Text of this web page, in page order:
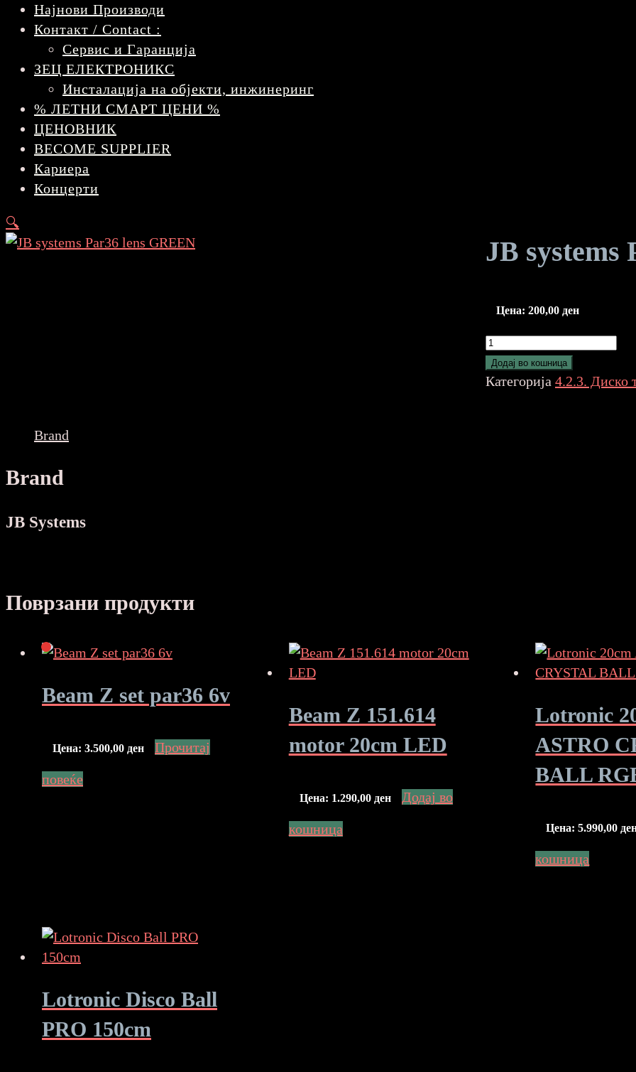
Најнови Производи
Контакт / Contact :
Сервис и Гаранција
ЗЕЦ ЕЛЕКТРОНИКС
Инсталација на објекти, инжинеринг
% ЛЕТНИ СМАРТ ЦЕНИ %
ЦЕНОВНИК
BECOME SUPPLIER
Кариера
Концерти
🔍
JB systems
Цена: 200,00 ден
JB
systems
Par36
Додај во кошница
Категорија 4.2.3. Диско
Brand
Brand
JB Systems
Поврзани продукти
Beam Z set par36 6v
Цена: 3.500,00 ден Прочитај
повеќе
Beam Z 151.614
motor 20cm LED
Цена: 1.290,00 ден Додај во
кошница
Lotronic
ASTRO
BALL
Цена:5.990,00
кошница
Lotronic Disco Ball
PRO 150cm